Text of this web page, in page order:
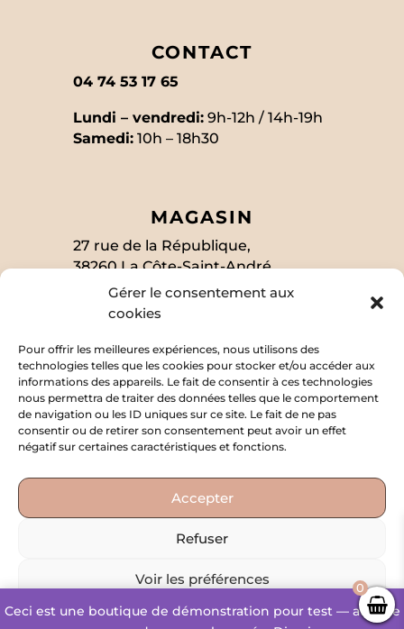
Gérer le consentement aux
cookies
Pour offrir les meilleures expériences, nous utilisons des
technologies telles que les cookies pour stocker et/ou accéder aux
informations des appareils. Le fait de consentir à ces technologies
nous permettra de traiter des données telles que le comportement
de navigation ou les ID uniques sur ce site. Le fait de ne pas
consentir ou de retirer son consentement peut avoir un effet
négatif sur certaines caractéristiques et fonctions.
Accepter
Refuser
Voir les préférences
Politique de cookiesPolitique de confidentialité
CONTACT
04 74 53 17 65
Lundi – vendredi:9h-12h / 14h-19h
Samedi:10h – 18h30
MAGASIN
27 rue de la République,
38260 La Côte-Saint-André
SUIVEZ-MOI
EN SAVOIR PLUS
Politique de confidentialité
Mentions légales
Conditions générales de vente
Copyright © – 2023 – Conception et
Ceci est une boutique de démonstration pour test — aucune
0